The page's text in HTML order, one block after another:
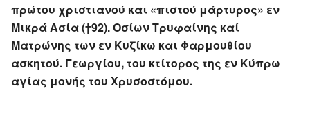
πρώτου χριστιανού και «πιστού μάρτυρος» εν
Μικρά Ασία (†92). Οσίων Τρυφαίνης καί
Ματρώνης των εν Κυζίκω και Φαρμουθίου
ασκητού. Γεωργίου, του κτίτορος της εν Κύπρω
αγίας μονής του Χρυσοστόμου.